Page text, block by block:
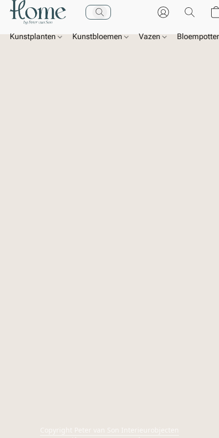
Kunstplanten Kunstbloemen Vazen
Copyright Peter van Son Interieurobjecten